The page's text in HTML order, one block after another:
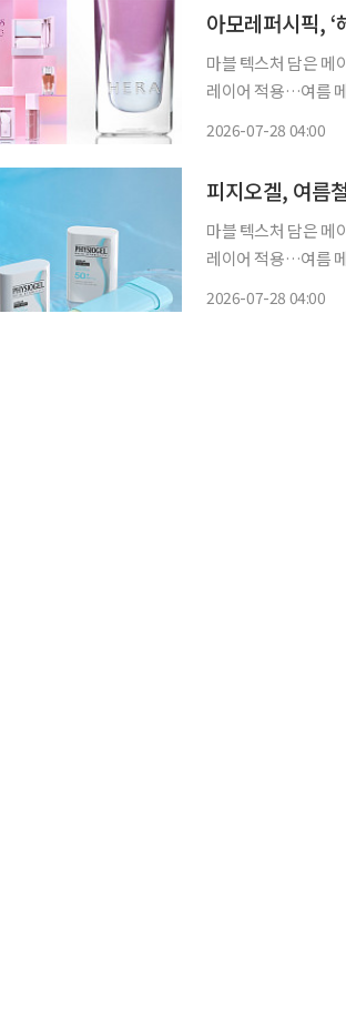
마블 텍스처 담은 메
레이어 적용…여름 메이크업 제안 아모레퍼시픽의
2026-07-28 04:00
마블 텍스처 담은 메
레이어 적용…여름 메이크업 제안 LG생활건강의 더
2026-07-28 04:00